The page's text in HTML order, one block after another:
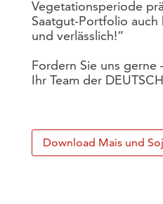
Vegetationsperiode
Saatgut-Portfolio auch
und verlässlich!“
Fordern Sie uns gerne
Ihr Team der
Download Mais und